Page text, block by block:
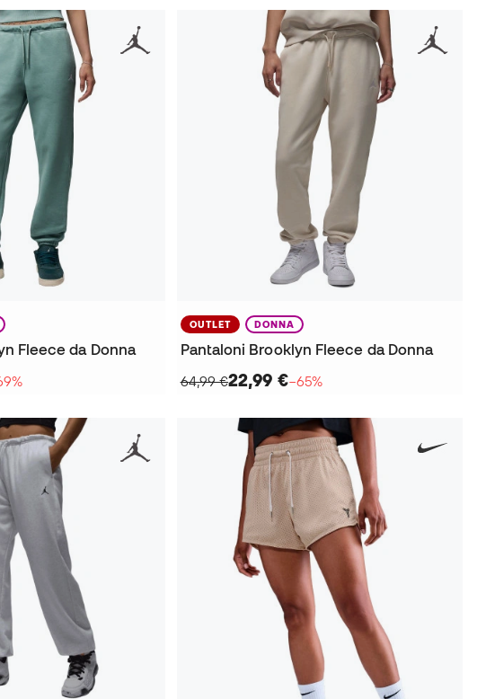
Fleece da Donna
OUTLET DONNA
Pantaloni Brooklyn Fleece da Donna
64,99 €22,99 €−65%